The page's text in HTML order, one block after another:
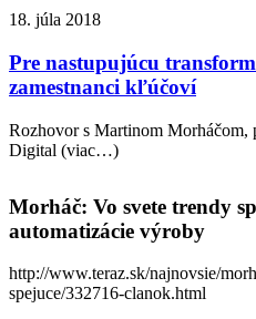
18. júla 2018
Pre nastupujúcu
zamestnanci kľúčoví
Rozhovor s Martinom Morháčom,
Digital (viac…)
Morháč: Vo svete trendy
automatizácie výroby
http://www.teraz.sk/najnovsie/
spejuce/332716-clanok.html